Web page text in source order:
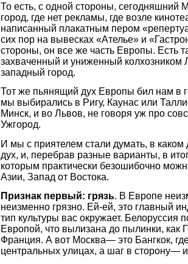
То есть, с одной стороны, сегодняшний
город, где нет рекламы, где возле
написанный плакатным пером
сих пор на вывесках «Ателье» и
стороны, он все же часть Европы. Есть
захваченный и униженный колхозником
западный город.
Тот же пьянящий дух Европы бил нам в
мы выбирались в Ригу, Каунас или
Минск, и во Львов, не говоря уж про
Ужгород.
И мы с приятелем стали думать, в каком
дух, и, перебрав разные варианты, в
которым практически безошибочно
Азии, Запад от Востока.
Признак первый: грязь. В Европе
неизменно грязно. Ей-ей, это главный
тип культуры вас окружает. Белоруссия
Европой, что вылизана до пылинки, как
Франция. А вот Москва— это Бангкок,
центральных улицах, а шаг в сторону—